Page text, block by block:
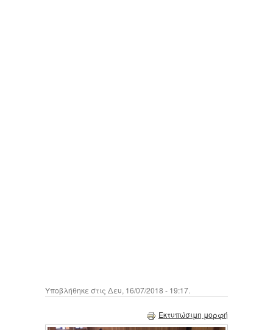
Υποβλήθηκε στις Δευ, 16/07/2018 - 19:17.
Εκτυπώσιμη μορφή